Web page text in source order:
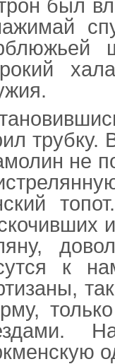
был
трубку.
не
к